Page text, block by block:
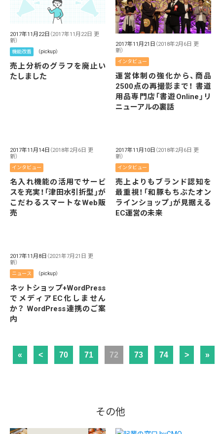
2017年11月22日 （2017年11月22日 更
新）
機能改善 （pickup）
売上分析のグラフを廃止い
たしました
2017年11月21日 （2018年2月6日 更
新）
インタビュー
運営体制の強化から、商品
2500点の再撮影まで！ 書道
用品専門店「書遊Online」リ
ニューアルの裏話
2017年11月14日 （2018年2月6日 更
新）
インタビュー
名入れ機能の活用でサービ
スを充実！「津田水引折型」が
こだわるスマートなWeb販
売
2017年11月10日 （2018年2月6日 更
新）
インタビュー
売上よりもブランド認知を
最重視！「和豚もちぶたオン
ラインショップ」が見据える
EC運営の未来
2017年11月8日 （2021年7月21日 更
新）
ニュース （pickup）
ネットショップ+WordPress
でメディアEC化しません
か？ WordPress連携のご案
内
« < 70 71 72 73 74 > »
その他